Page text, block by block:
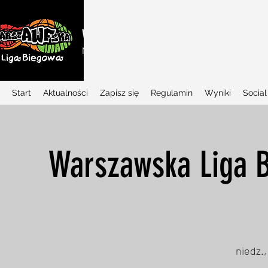
WARSZAWSKA LIGA BIEGOWA
Najlepszy w Polsce projekt biegowy dla
Start Aktualności Zapisz się Regulamin Wyniki
Warszawska Liga
niedz.,